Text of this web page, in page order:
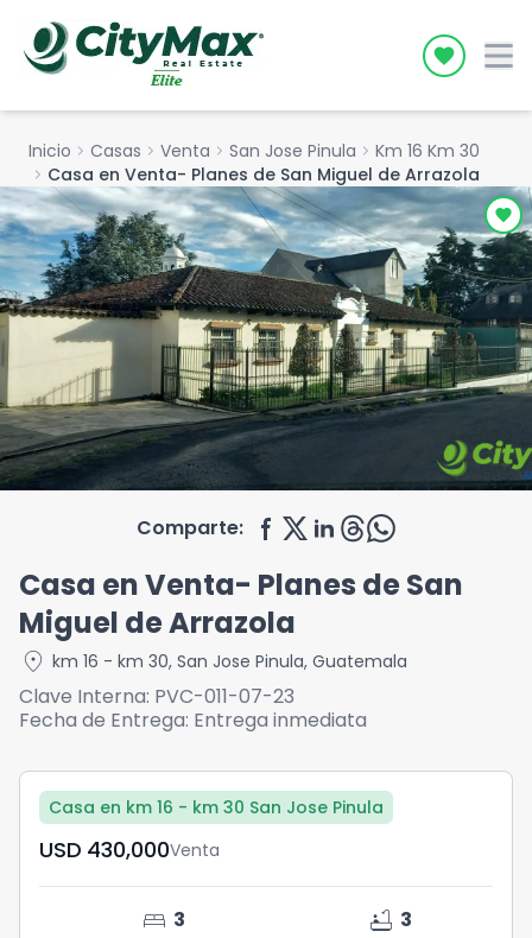
Icon
Inicio chevron_right Casas chevron_right Venta chevron_right San Jose Pinula chevron_right Km 16 Km 30
chevron_right Casa en Venta- Planes de San Miguel de Arrazola
Comparte:
Casa en Venta- Planes de San
Miguel de Arrazola
location_on km 16 - km 30, San Jose Pinula, Guatemala
Clave Interna: PVC-011-07-23
Fecha de Entrega: Entrega inmediata
Casa en km 16 - km 30 San Jose Pinula
USD	430,000Venta
bed 3 bathtub 3